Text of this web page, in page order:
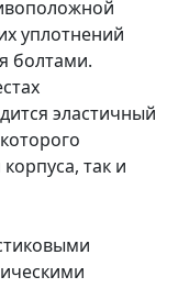
уплотнений
болтами.
эластичный
так и